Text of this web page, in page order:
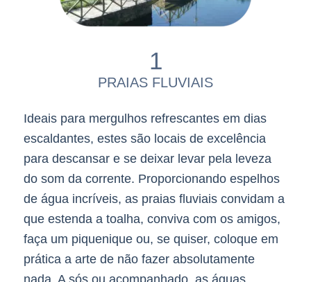
1
PRAIAS FLUVIAIS
Ideais para mergulhos refrescantes em dias
escaldantes, estes são locais de excelência
para descansar e se deixar levar pela leveza
do som da corrente. Proporcionando espelhos
de água incríveis, as praias fluviais convidam a
que estenda a toalha, conviva com os amigos,
faça um piquenique ou, se quiser, coloque em
prática a arte de não fazer absolutamente